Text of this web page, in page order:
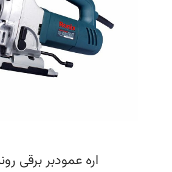
دارای سیستم دمنده باد جهت تمیز
با طراحی متوازن و دارای کفی فلزی جهت ارائه
دارای دکمه قفل کن سرعت و کلید بزرگ
اقلام همراه خط کش، آچار، دو عدد ذغال ،یک
۱۸۰*۱۰۶*۲۰۴*۴۰T
اره عمودبر برقی